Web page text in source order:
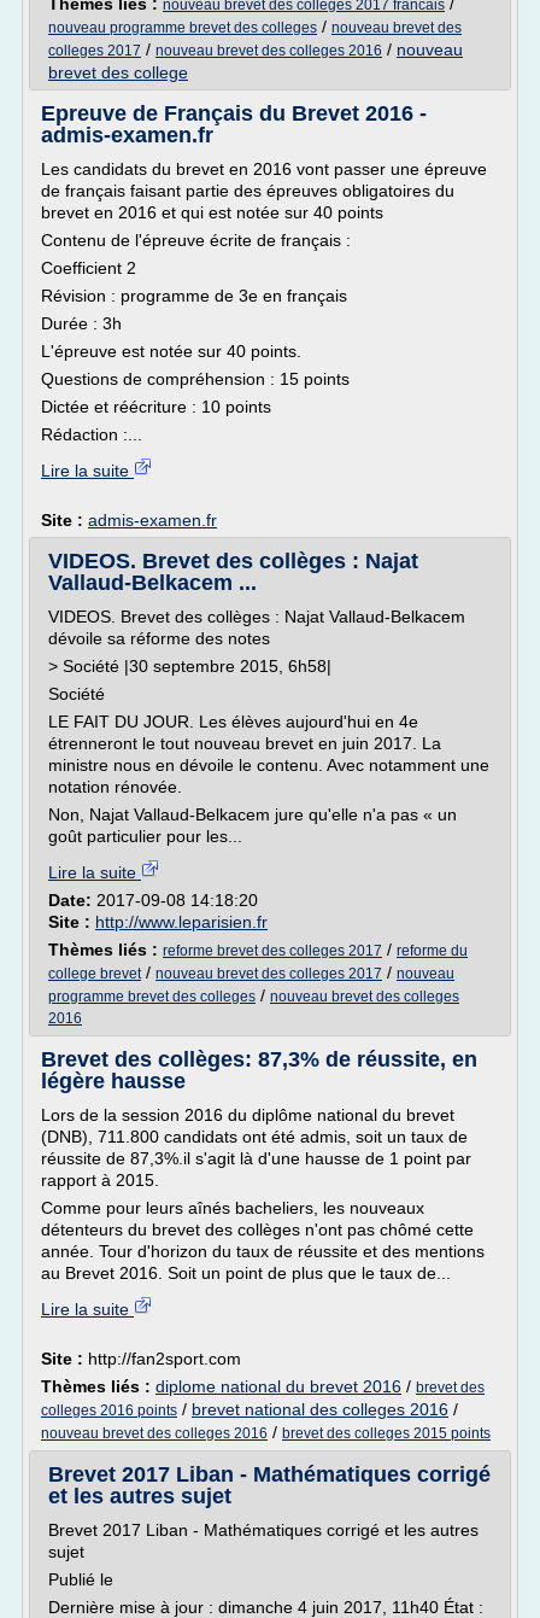
nouveau brevet des colleges 2017 francais
nouveau programme brevet des colleges / nouveau brevet des
colleges 2017 / nouveau brevet des colleges 2016 / nouveau
brevet des college
Epreuve de Français du Brevet 2016 -
admis-examen.fr
Les candidats du brevet en 2016 vont passer une épreuve
de français faisant partie des épreuves obligatoires du
brevet en 2016 et qui est notée sur 40 points
Contenu de l'épreuve écrite de français :
Coefficient 2
Révision : programme de 3e en français
Durée : 3h
L'épreuve est notée sur 40 points.
Questions de compréhension : 15 points
Dictée et réécriture : 10 points
Rédaction :...
Lire la suite
Site : admis-examen.fr
VIDEOS. Brevet des collèges : Najat
Vallaud-Belkacem ...
VIDEOS. Brevet des collèges : Najat Vallaud-Belkacem
dévoile sa réforme des notes
> Société |30 septembre 2015, 6h58|
Société
LE FAIT DU JOUR. Les élèves aujourd'hui en 4e
étrenneront le tout nouveau brevet en juin 2017. La
ministre nous en dévoile le contenu. Avec notamment une
notation rénovée.
Non, Najat Vallaud-Belkacem jure qu'elle n'a pas « un
goût particulier pour les...
Lire la suite
Date: 2017-09-08 14:18:20
Site : http://www.leparisien.fr
Thèmes liés : reforme brevet des colleges 2017 / reforme du
college brevet/ nouveau brevet des colleges 2017 / nouveau
programme brevet des colleges / nouveau brevet des colleges
2016
Brevet des collèges: 87,3% de réussite, en
légère hausse
Lors de la session 2016 du diplôme national du brevet
(DNB), 711.800 candidats ont été admis, soit un taux de
réussite de 87,3%.il s'agit là d'une hausse de 1 point par
rapport à 2015.
Comme pour leurs aînés bacheliers, les nouveaux
détenteurs du brevet des collèges n'ont pas chômé cette
année. Tour d'horizon du taux de réussite et des mentions
au Brevet 2016. Soit un point de plus que le taux de...
Lire la suite
Site : http://fan2sport.com
Thèmes liés : diplome national du brevet 2016 / brevet des
colleges 2016 points / brevet national des colleges 2016 /
nouveau brevet des colleges 2016 / brevet des colleges 2015 points
Brevet 2017 Liban - Mathématiques corrigé
et les autres sujet
Brevet 2017 Liban - Mathématiques corrigé et les autres
sujet
Publié le
Dernière mise à jour : dimanche 4 juin 2017, 11h40 État :